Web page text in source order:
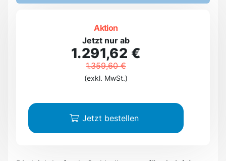
Aktion
Jetzt nur ab
1.291,62 €
1.359,60 €
(exkl. MwSt.)
Jetzt bestellen